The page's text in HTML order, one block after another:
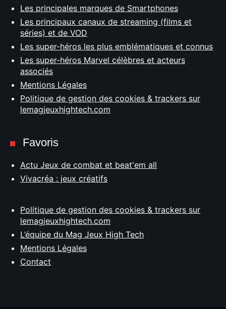
Les principales marques de Smartphones
Les principaux canaux de streaming (films et
séries) et de VOD
Les super-héros les plus emblématiques et connus
Les super-héros Marvel célèbres et acteurs
associés
Mentions Légales
Politique de gestion des cookies & trackers sur
lemagjeuxhightech.com
Favoris
Actu Jeux de combat et beat'em all
Vivacréa : jeux créatifs
Politique de gestion des cookies & trackers sur
lemagjeuxhightech.com
L’équipe du Mag Jeux High Tech
Mentions Légales
Contact